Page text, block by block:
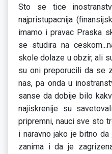
Sto se tice
najpristupacnija
imamo i pravac Praska
se studira na
skole dolaze u obzir, ali
su oni preporucili da se
nas, pa onda u
sanse da dobije bilo
najiskrenije su
pripremni, nauci sve sto
i naravno jako je bitno
zanima i da je